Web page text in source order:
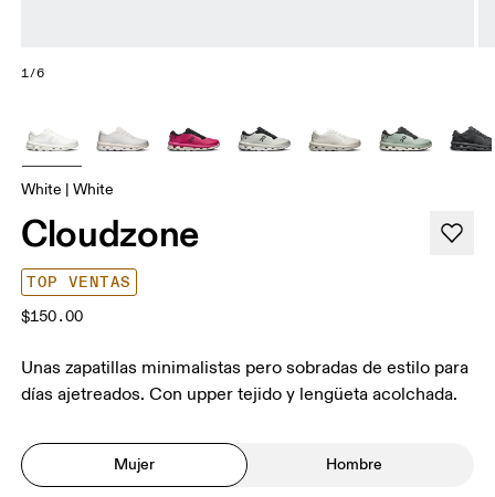
1/6
White | White
Cloudzone
TOP VENTAS
$150.00
Unas zapatillas minimalistas pero sobradas de estilo para
días ajetreados. Con upper tejido y lengüeta acolchada.
Mujer Hombre